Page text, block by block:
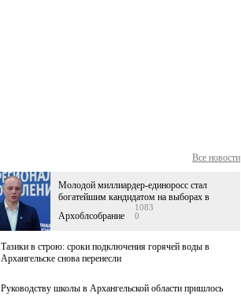
Все новости
Молодой миллиардер-единоросс стал
богатейшим кандидатом на выборах в
Архоблсобрание
1083
0
Тазики в строю: сроки подключения горячей воды в
Архангельске снова перенесли
Руководству школы в Архангельской области пришлось